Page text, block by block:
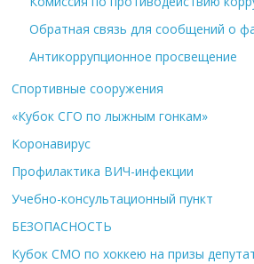
Обратная связь для сообщений о
Антикоррупционное просвещение
Спортивные сооружения
«Кубок СГО по лыжным гонкам»
Коронавирус
Профилактика ВИЧ-инфекции
Учебно-консультационный пункт
БЕЗОПАСНОСТЬ
Кубок СМО по хоккею на призы